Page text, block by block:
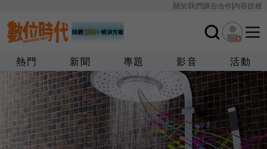
關於我們廣告合作內容授權
熱門 新聞 專題 影音 活動